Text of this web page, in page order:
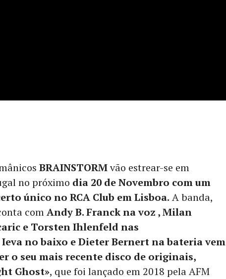
BRAINSTORMvão estrear-se em
no próximo dia 20 de Novembro com um
único no RCA Club em Lisboa. A banda,
comAndy B. Franck na voz , Milan
e Torsten Ihlenfeld nas
no baixo e Dieter Bernert na bateria vem
o seu mais recente disco de originais,
Ghost», que foi lançado em 2018 pela AFM